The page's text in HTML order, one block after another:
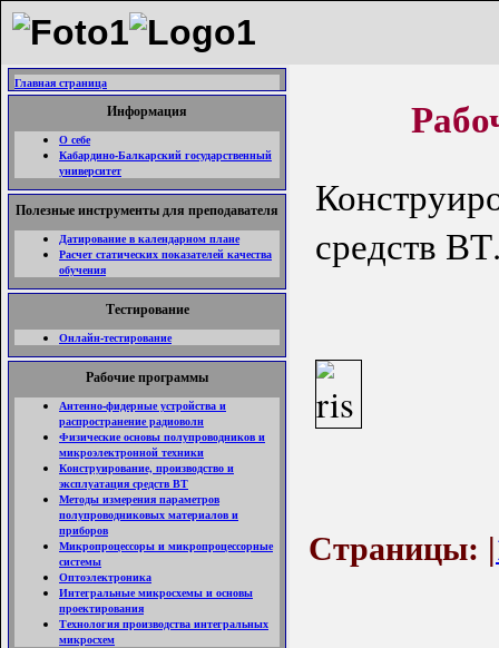
Главная страница
Информация
О себе
Кабардино-Балкарский государственный
университет
Полезные инструменты для преподавателя
Датирование в календарном плане
Расчет статических показателей качества
обучения
Тестирование
Онлайн-тестирование
Рабочие программы
Антенно-фидерные устройства и
распространение радиоволн
Физические основы полупроводников и
микроэлектронной техники
Конструирование, производство и
эксплуатация средств ВТ
Методы измерения параметров
полупроводниковых материалов и
приборов
Микропроцессоры и микропроцессорные
системы
Оптоэлектроника
Интегральные микросхемы и основы
проектирования
Технология производства интегральных
микросхем
средств
Страницы: |